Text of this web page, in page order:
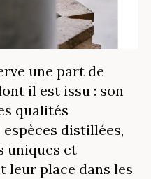
une part de
il est issu : son
qualités
distillées,
uniques et
leur place dans les